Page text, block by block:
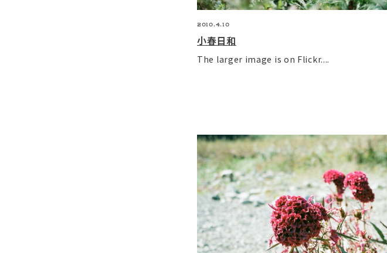
2010.4.10
小春日和
The larger image is on Flickr....